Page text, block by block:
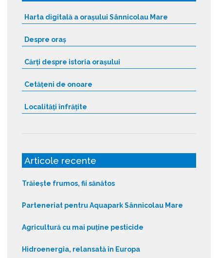
Harta digitală a orașului Sânnicolau Mare
Despre oraș
Cărți despre istoria orașului
Cetățeni de onoare
Localități înfrățite
Articole recente
Trăiește frumos, fii sănătos
Parteneriat pentru Aquapark Sânnicolau Mare
Agricultură cu mai puține pesticide
Hidroenergia, relansată în Europa